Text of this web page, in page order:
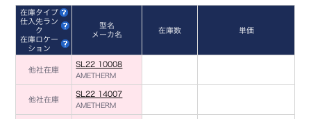
在庫タイプ
仕入先ラン
ク
在庫ロケー
ション
型名
メーカ名
在庫数 単価
他社在庫
SL22 10008
AMETHERM
他社在庫
SL22 14007
AMETHERM